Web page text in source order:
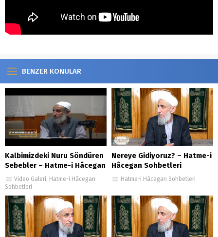
BENZER KONULAR
Kalbimizdeki Nuru Söndüren
Sebebler – Hatme-i Hâcegan
Sohbetleri 2.Bölüm
Video Galeri, Hatme-i Hâcegan
Sohbetleri
Nereye Gidiyoruz? – Hatme-i
Hâcegan Sohbetleri
87.Bölüm
Hatme-i Hâcegan Sohbetleri